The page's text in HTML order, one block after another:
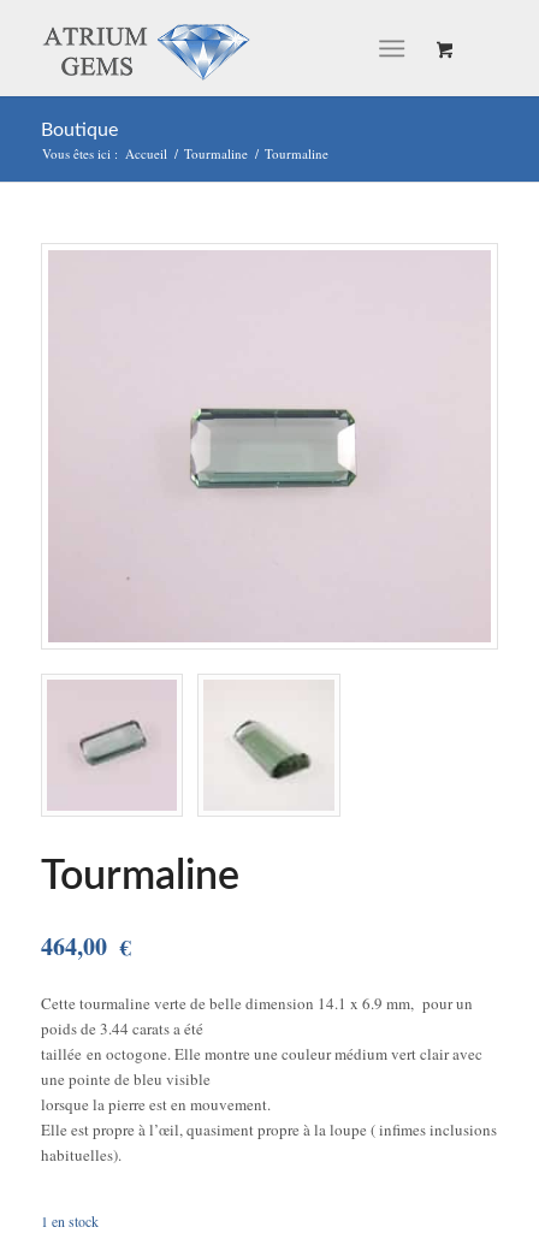
Boutique
Vous êtes ici : Accueil / Tourmaline / Tourmaline
Tourmaline
464,00 €
Cette tourmaline verte de belle dimension 14.1 x 6.9 mm, pour un
poids de 3.44 carats a été
taillée en octogone. Elle montre une couleur médium vert clair avec
une pointe de bleu visible
lorsque la pierre est en mouvement.
Elle est propre à l’œil, quasiment propre à la loupe ( infimes inclusions
habituelles).
1 en stock